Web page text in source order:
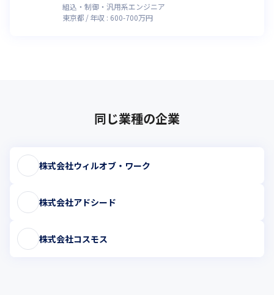
組込・制御・汎用系エンジニア
東京都
年収 : 600-700万円
同じ業種の企業
株式会社ウィルオブ・ワーク
株式会社アドシード
株式会社コスモス